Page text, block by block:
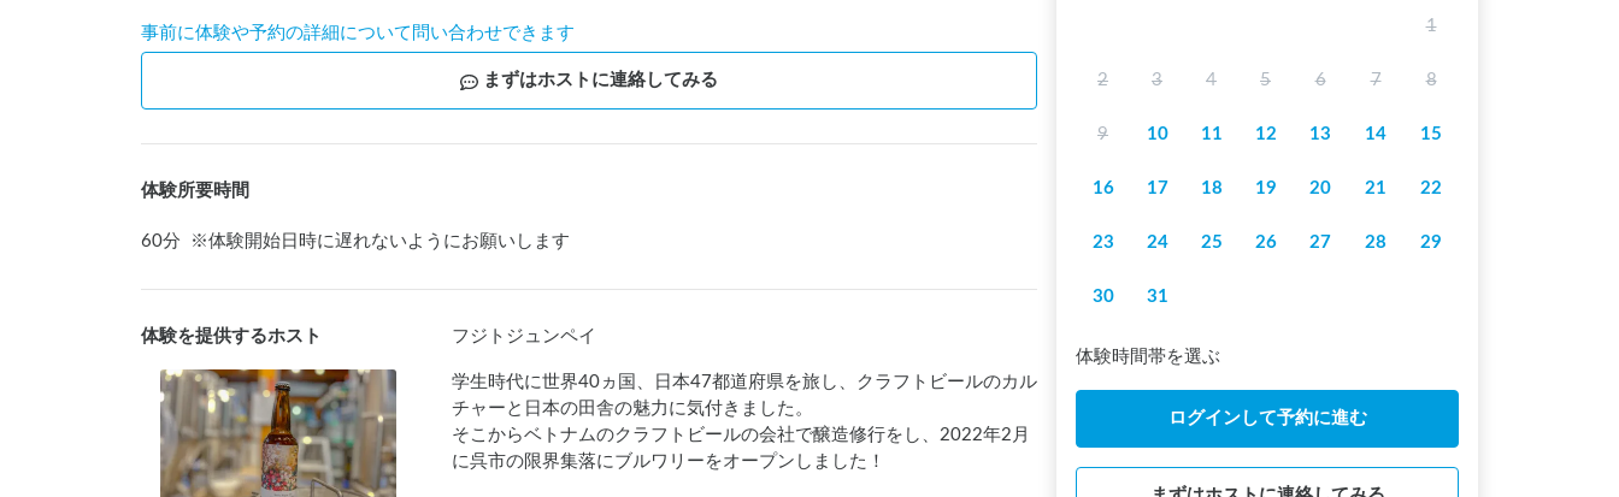
事前に体験や予約の詳細について問い合わせできます
まずはホストに連絡してみる
体験所要時間
60分 ※体験開始日時に遅れないようにお願いします
体験を提供するホスト フジトジュンペイ
学生時代に世界40ヵ国、日本47都道府県を旅し、クラフトビールのカル
チャーと日本の田舎の魅力に気付きました。
そこからベトナムのクラフトビールの会社で醸造修行をし、2022年2月
に呉市の限界集落にブルワリーをオープンしました！
1
2 3 4 5 6 7 8
9 10 11 12 13 14 15
16 17 18 19 20 21 22
23 24 25 26 27 28 29
30 31
体験時間帯を選ぶ
ログインして予約に進む